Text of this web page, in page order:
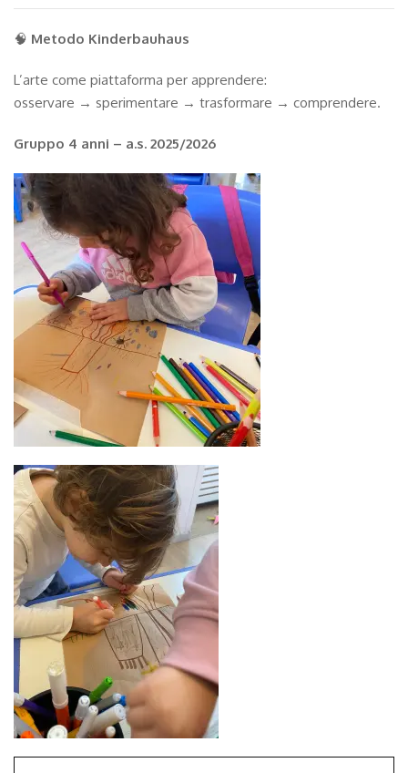
🧠 Metodo Kinderbauhaus
L’arte come piattaforma per apprendere:
osservare → sperimentare → trasformare → comprendere.
Gruppo 4 anni – a.s. 2025/2026